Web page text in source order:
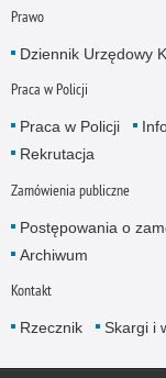
Prawo
Dziennik Urzędowy
Praca w Policji
Praca w Policji
Rekrutacja
Zamówienia publiczne
Postępowania o
Archiwum
Kontakt
Rzecznik Skargi i